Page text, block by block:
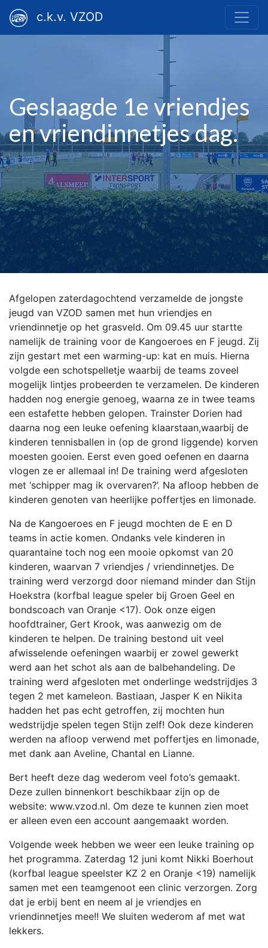
c.k.v. VZOD
Geslaagde 1e vriendjes
en vriendinnetjes dag.
Afgelopen zaterdagochtend verzamelde de jongste
jeugd van VZOD samen met hun vriendjes en
vriendinnetje op het grasveld. Om 09.45 uur startte
namelijk de training voor de Kangoeroes en F jeugd. Zij
zijn gestart met een warming-up: kat en muis. Hierna
volgde een schotspelletje waarbij de teams zoveel
mogelijk lintjes probeerden te verzamelen. De kinderen
hadden nog energie genoeg, waarna ze in twee teams
een estafette hebben gelopen. Trainster Dorien had
daarna nog een leuke oefening klaarstaan,waarbij de
kinderen tennisballen in (op de grond liggende) korven
moesten gooien. Eerst even goed oefenen en daarna
vlogen ze er allemaal in! De training werd afgesloten
met ‘schipper mag ik overvaren?’. Na afloop hebben de
kinderen genoten van heerlijke poffertjes en limonade.
Na de Kangoeroes en F jeugd mochten de E en D
teams in actie komen. Ondanks vele kinderen in
quarantaine toch nog een mooie opkomst van 20
kinderen, waarvan 7 vriendjes / vriendinnetjes. De
training werd verzorgd door niemand minder dan Stijn
Hoekstra (korfbal league speler bij Groen Geel en
bondscoach van Oranje <17). Ook onze eigen
hoofdtrainer, Gert Krook, was aanwezig om de
kinderen te helpen. De training bestond uit veel
afwisselende oefeningen waarbij er zowel gewerkt
werd aan het schot als aan de balbehandeling. De
training werd afgesloten met onderlinge wedstrijdjes 3
tegen 2 met kameleon. Bastiaan, Jasper K en Nikita
hadden het pas echt getroffen, zij mochten hun
wedstrijdje spelen tegen Stijn zelf! Ook deze kinderen
werden na afloop verwend met poffertjes en limonade,
met dank aan Aveline, Chantal en Lianne.
Bert heeft deze dag wederom veel foto’s gemaakt.
Deze zullen binnenkort beschikbaar zijn op de
website: www.vzod.nl. Om deze te kunnen zien moet
er alleen even een account aangemaakt worden.
Volgende week hebben we weer een leuke training op
het programma. Zaterdag 12 juni komt Nikki Boerhout
(korfbal league speelster KZ 2 en Oranje <19) namelijk
samen met een teamgenoot een clinic verzorgen. Zorg
dat je erbij bent en neem al je vriendjes en
vriendinnetjes mee!! We sluiten wederom af met wat
lekkers.